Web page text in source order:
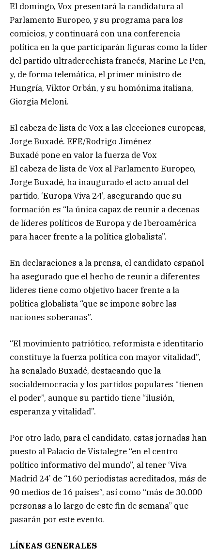
El domingo, Vox presentará la candidatura al
Parlamento Europeo, y su programa para los
comicios, y continuará con una conferencia
política en la que participarán figuras como la líder
del partido ultraderechista francés, Marine Le Pen,
y, de forma telemática, el primer ministro de
Hungría, Viktor Orbán, y su homónima italiana,
Giorgia Meloni.
El cabeza de lista de Vox a las elecciones europeas,
Jorge Buxadé. EFE/Rodrigo Jiménez
Buxadé pone en valor la fuerza de Vox
El cabeza de lista de Vox al Parlamento Europeo,
Jorge Buxadé, ha inaugurado el acto anual del
partido, ‘Europa Viva 24’, asegurando que su
formación es “la única capaz de reunir a decenas
de líderes políticos de Europa y de Iberoamérica
para hacer frente a la política globalista”.
En declaraciones a la prensa, el candidato español
ha asegurado que el hecho de reunir a diferentes
lideres tiene como objetivo hacer frente a la
política globalista “que se impone sobre las
naciones soberanas”.
“El movimiento patriótico, reformista e identitario
constituye la fuerza política con mayor vitalidad”,
ha señalado Buxadé, destacando que la
socialdemocracia y los partidos populares “tienen
el poder”, aunque su partido tiene “ilusión,
esperanza y vitalidad”.
Por otro lado, para el candidato, estas jornadas han
puesto al Palacio de Vistalegre “en el centro
político informativo del mundo”, al tener ‘Viva
Madrid 24’ de “160 periodistas acreditados, más de
90 medios de 16 países”, así como “más de 30.000
personas a lo largo de este fin de semana” que
pasarán por este evento.
LÍNEAS GENERALES